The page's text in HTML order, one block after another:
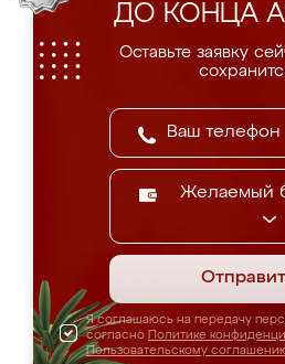
ДО КОНЦА
Оставьте заявку
Желаемый
Я соглашаюсь на передачу
согласно Политике
Пользовательскому